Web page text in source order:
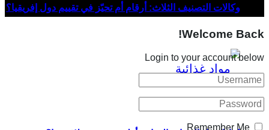
وكالات التصنيف الثلاث: أرقام أم تحيّز في تقييم دول إفريقيا؟
Welcome Back!
Login to your account below
Remember Me